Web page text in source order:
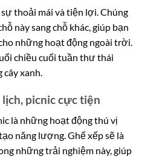
thoải mái và tiện lợi. Chúng
này sang chỗ khác, giúp bạn
những hoạt động ngoài trời.
chiều cuối tuần thư thái
cây xanh.
picnic cực tiện
là những hoạt động thú vị
năng lượng. Ghế xếp sẽ là
những trải nghiệm này, giúp